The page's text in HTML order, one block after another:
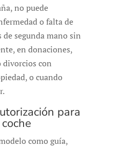
no puede
o falta de
segunda mano sin
en donaciones,
divorcios con
o cuando
para
como guía,